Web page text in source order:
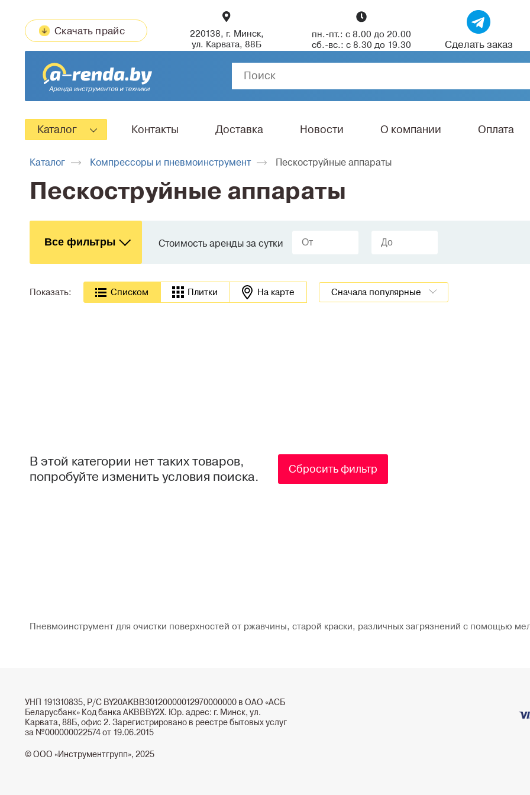
Скачать прайс
220138, г. Минск,
ул. Карвата, 88Б
пн.-пт.: с 8.00 до 20.00
сб.-вс.: с 8.30 до 19.30
Сделать заказ
Каталог Контакты Доставка Новости О компании Оплата
Каталог Компрессоры и пневмоинструмент Пескоструйные аппараты
Пескоструйные аппараты
Все фильтры Стоимость аренды за сутки
Показать: Cписком Плитки На карте Сначала популярные
В этой категории нет таких товаров,
попробуйте изменить условия поиска.
Сбросить фильтр
Пневмоинструмент для очистки поверхностей от ржавчины, старой краски, различных загрязнений с помощью
УНП 191310835, Р/С BY20AKBB30120000012970000000 в ОАО «АСБ
Беларусбанк» Код банка AKBBBY2X. Юр. адрес: г. Минск, ул.
Карвата, 88Б, офис 2. Зарегистрировано в реестре бытовых услуг
за №000000022574 от 19.06.2015
© ООО «Инструментгрупп», 2025